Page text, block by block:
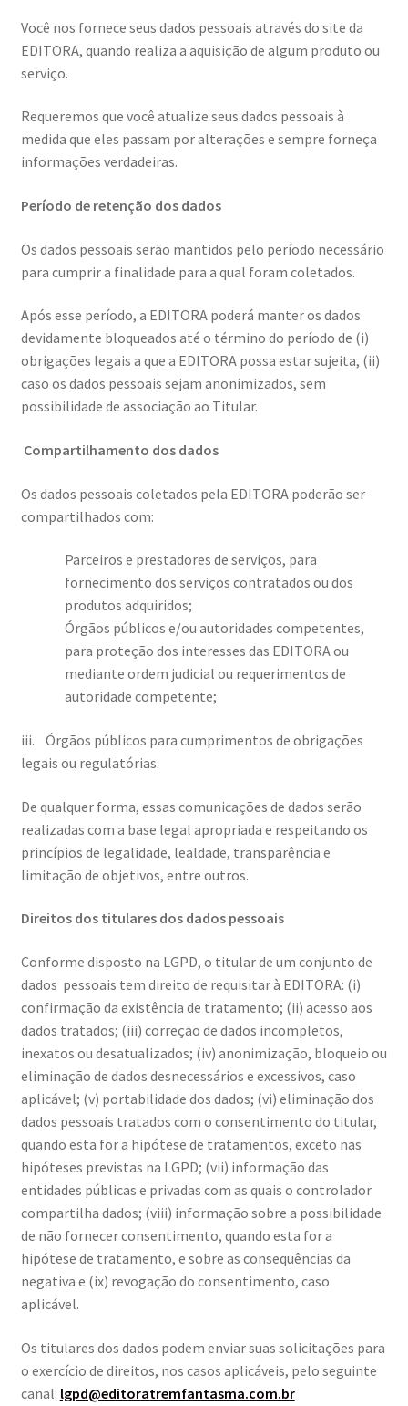
Você nos fornece seus dados pessoais através do site da
EDITORA, quando realiza a aquisição de algum produto ou
serviço.
Requeremos que você atualize seus dados pessoais à
medida que eles passam por alterações e sempre forneça
informações verdadeiras.
Período de retenção dos dados
Os dados pessoais serão mantidos pelo período necessário
para cumprir a finalidade para a qual foram coletados.
Após esse período, a EDITORA poderá manter os dados
devidamente bloqueados até o término do período de (i)
obrigações legais a que a EDITORA possa estar sujeita, (ii)
caso os dados pessoais sejam anonimizados, sem
possibilidade de associação ao Titular.
Compartilhamento dos dados
Os dados pessoais coletados pela EDITORA poderão ser
compartilhados com:
Parceiros e prestadores de serviços, para
fornecimento dos serviços contratados ou dos
produtos adquiridos;
Órgãos públicos e/ou autoridades competentes,
para proteção dos interesses das EDITORA ou
mediante ordem judicial ou requerimentos de
autoridade competente;
iii. Órgãos públicos para cumprimentos de obrigações
legais ou regulatórias.
De qualquer forma, essas comunicações de dados serão
realizadas com a base legal apropriada e respeitando os
princípios de legalidade, lealdade, transparência e
limitação de objetivos, entre outros.
Direitos dos titulares dos dados pessoais
Conforme disposto na LGPD, o titular de um conjunto de
dados pessoais tem direito de requisitar à EDITORA: (i)
confirmação da existência de tratamento; (ii) acesso aos
dados tratados; (iii) correção de dados incompletos,
inexatos ou desatualizados; (iv) anonimização, bloqueio ou
eliminação de dados desnecessários e excessivos, caso
aplicável; (v) portabilidade dos dados; (vi) eliminação dos
dados pessoais tratados com o consentimento do titular,
quando esta for a hipótese de tratamentos, exceto nas
hipóteses previstas na LGPD; (vii) informação das
entidades públicas e privadas com as quais o controlador
compartilha dados; (viii) informação sobre a possibilidade
de não fornecer consentimento, quando esta for a
hipótese de tratamento, e sobre as consequências da
negativa e (ix) revogação do consentimento, caso
aplicável.
Os titulares dos dados podem enviar suas solicitações para
o exercício de direitos, nos casos aplicáveis, pelo seguinte
canal: lgpd@editoratremfantasma.com.br